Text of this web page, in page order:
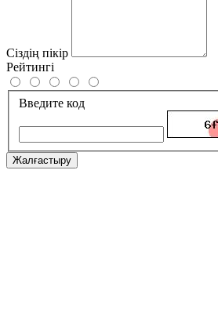
Сіздің пікір
Рейтингі
Введите код
Жалғастыру